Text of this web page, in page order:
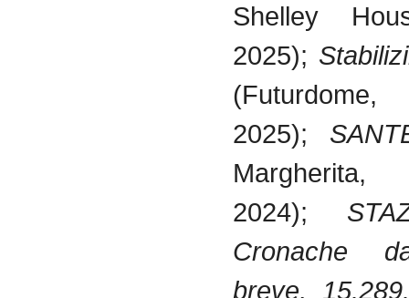
Shelley
2025);
2025);
2024);
Cronache
breve,